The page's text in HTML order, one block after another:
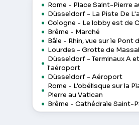
Rome - Place Saint-Pierre
Düsseldorf - La Piste De
Cologne - Le lobby est de
Brême - Marché
Bâle - Rhin, vue sur le Pont
Lourdes - Grotte de
Düsseldorf - Terminaux A
l'aéroport
Düsseldorf - Aéroport
Rome - L'obélisque sur la
Pierre au Vatican
Brême - Cathédrale Saint-